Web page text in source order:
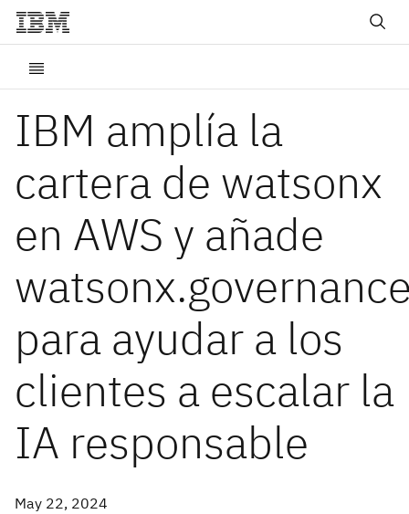
IBM amplía la
cartera de watsonx
en AWS y añade
para ayudar a los
clientes a escalar la
IA responsable
May 22, 2024